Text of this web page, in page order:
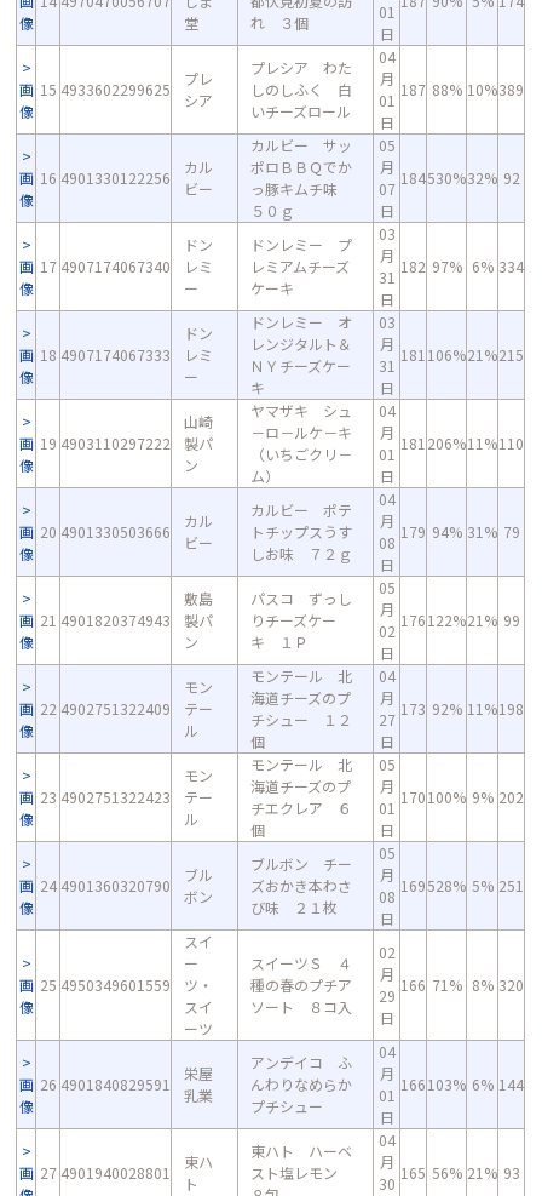
像
堂
れ ３個
01
日
画
像
15 4933602299625
プレ
シア
プレシア わた
しのしふく 白
いチーズロール
04
月
01
日
187 88% 10%389
画
像
16 4901330122256
カル
ビー
カルビー サッ
ポロＢＢＱでか
っ豚キムチ味
５０ｇ
05
月
07
日
184530%32% 92
画
像
17 4907174067340
ドン
レミ
ー
ドンレミー プ
レミアムチーズ
ケーキ
03
月
31
日
182 97% 6% 334
画
像
18 4907174067333
ドン
レミ
ー
ドンレミー オ
レンジタルト＆
ＮＹチーズケー
キ
03
月
31
日
181 106%21%215
画
像
19 4903110297222
山崎
製パ
ン
ヤマザキ シュ
－ロ－ルケ－キ
（いちごクリ－
ム）
04
月
01
日
181 206%11%110
画
像
20 4901330503666
カル
ビー
カルビー ポテ
トチップスうす
しお味 ７２ｇ
04
月
08
日
179 94% 31% 79
画
像
21 4901820374943
敷島
製パ
ン
パスコ ずっし
りチーズケー
キ １Ｐ
05
月
02
日
176122%21% 99
画
像
22 4902751322409
モン
テー
ル
モンテール 北
海道チーズのプ
チシュー １２
個
04
月
27
日
173 92% 11%198
画
像
23 4902751322423
モン
テー
ル
モンテール 北
海道チーズのプ
チエクレア ６
個
05
月
01
日
170100% 9% 202
画
像
24 4901360320790
ブル
ボン
ブルボン チー
ズおかき本わさ
び味 ２１枚
05
月
08
日
169528% 5% 251
画
像
25 4950349601559
スイ
ー
ツ・
スイ
ーツ
スイーツＳ ４
種の春のプチア
ソート ８コ入
02
月
29
日
166 71% 8% 320
画
像
26 4901840829591
栄屋
乳業
アンデイコ ふ
んわりなめらか
プチシュー
04
月
01
日
166103% 6% 144
画 27 4901940028801
東ハ
ト
東ハト ハーベ
スト塩レモン
04
月
30
165 56% 21% 93